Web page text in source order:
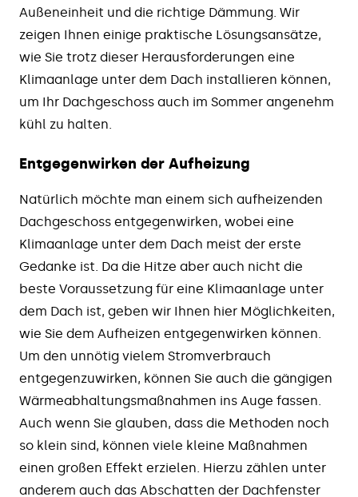
Außeneinheit und die richtige Dämmung. Wir
zeigen Ihnen einige praktische Lösungsansätze,
wie Sie trotz dieser Herausforderungen eine
Klimaanlage unter dem Dach installieren können,
um Ihr Dachgeschoss auch im Sommer angenehm
kühl zu halten.
Entgegenwirken der Aufheizung
Natürlich möchte man einem sich aufheizenden
Dachgeschoss entgegenwirken, wobei eine
Klimaanlage unter dem Dach meist der erste
Gedanke ist. Da die Hitze aber auch nicht die
beste Voraussetzung für eine Klimaanlage unter
dem Dach ist, geben wir Ihnen hier Möglichkeiten,
wie Sie dem Aufheizen entgegenwirken können.
Um den unnötig vielem Stromverbrauch
entgegenzuwirken, können Sie auch die gängigen
Wärmeabhaltungsmaßnahmen ins Auge fassen.
Auch wenn Sie glauben, dass die Methoden noch
so klein sind, können viele kleine Maßnahmen
einen großen Effekt erzielen. Hierzu zählen unter
anderem auch das Abschatten der Dachfenster